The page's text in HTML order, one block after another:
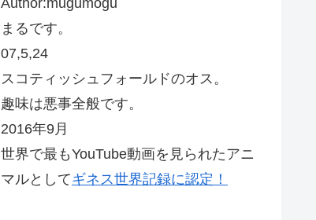
まるです。
07,5,24
スコティッシュフォールドのオス。
趣味は悪事全般です。
2016年9月
世界で最もYouTube動画を見られたアニ
マルとしてギネス世界記録に認定！